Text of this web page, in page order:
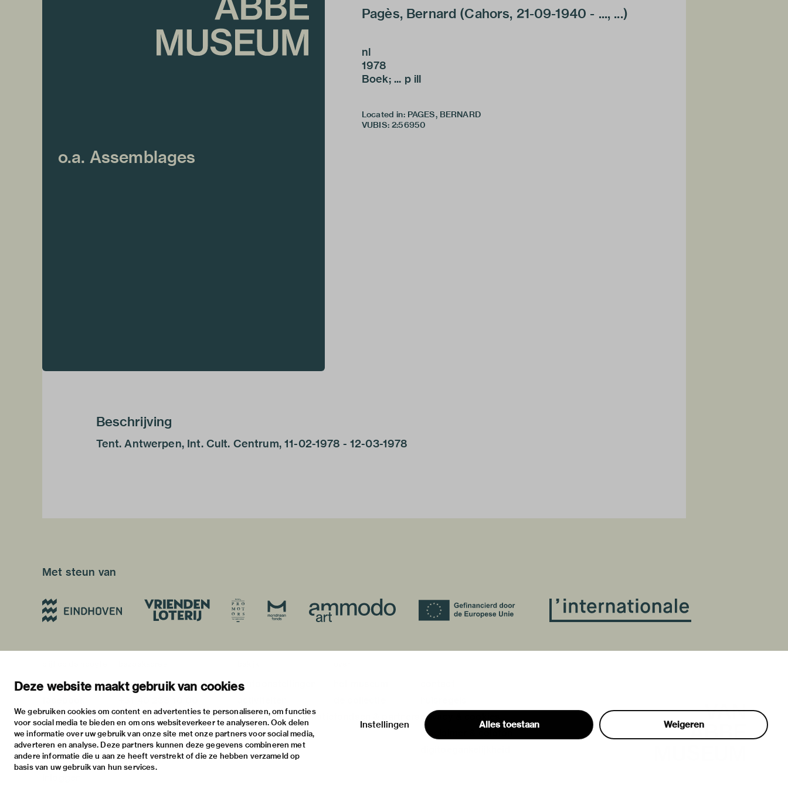
Deze website maakt gebruik van cookies
We gebruiken cookies om content en advertenties te personaliseren, om functies
voor social media te bieden en om ons websiteverkeer te analyseren. Ook delen
we informatie over uw gebruik van onze site met onze partners voor social media,
adverteren en analyse. Deze partners kunnen deze gegevens combineren met
andere informatie die u aan ze heeft verstrekt of die ze hebben verzameld op
basis van uw gebruik van hun services.
Alles toestaan Weigeren
Instellingen
o.a. Assemblages
Pagès, Bernard (Cahors, 21-09-1940 - ..., ...)
nl
1978
Boek; ... p ill
Located in: PAGES, BERNARD
VUBIS: 2:56950
Beschrijving
Tent. Antwerpen, Int. Cult. Centrum, 11-02-1978 - 12-03-1978
Met steun van
nieuwsbrief
instagram
twitter
linkedin
stratumsedijk 2 eindhoven
info@vanabbemuseum.nl
tentoonstellingen
praktische informatie
privacy & cookies
disclaimer & colofon